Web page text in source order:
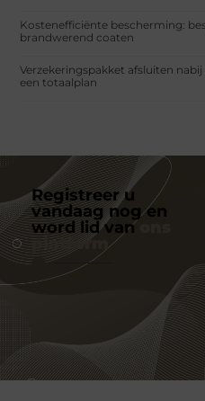
Kostenefficiënte bescherming:
brandwerend coaten
Verzekeringspakket afsluiten
een totaalplan
Registreer u
vandaag nog en
word lid van
platform